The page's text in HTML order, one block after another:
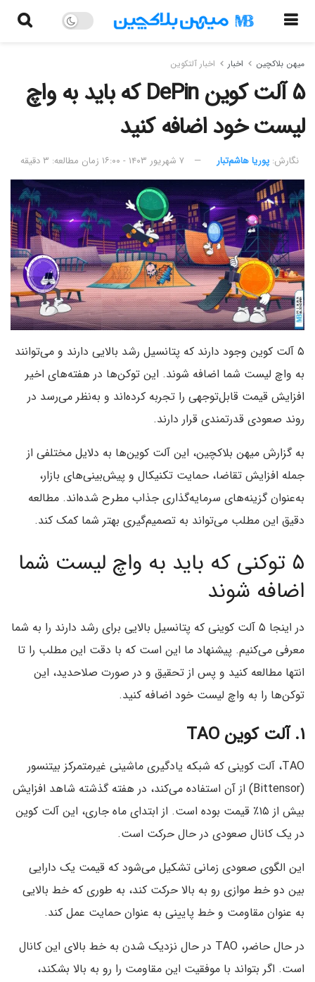
میهن بلاکچین اخبار اخبار آلتکوین
۵ آلت کوین DePin که باید به واچ
لیست خود اضافه کنید
نگارش:‌ پوریا هاشم‌تبار ۷ شهریور ۱۴۰۳ - ۱۶:۰۰ زمان مطالعه: ۳ دقیقه
۵ آلت کوین وجود دارند که پتانسیل رشد بالایی دارند و می‌توانند
به واچ لیست شما اضافه شوند. این توکن‌ها در هفته‌های اخیر
افزایش قیمت قابل‌توجهی را تجربه کرده‌اند و به‌نظر می‌رسد در
روند صعودی قدرتمندی قرار دارند.
به گزارش میهن بلاکچین، این آلت کوین‌ها به دلایل مختلفی از
جمله افزایش تقاضا، حمایت تکنیکال و پیش‌بینی‌های بازار،
به‌عنوان گزینه‌های سرمایه‌گذاری جذاب مطرح شده‌اند. مطالعه
دقیق این مطلب می‌تواند به تصمیم‌گیری بهتر شما کمک کند.
۵ توکنی که باید به واچ لیست شما
اضافه شوند
در اینجا ۵ آلت کوینی که پتانسیل بالایی برای رشد دارند را به شما
معرفی می‌کنیم. پیشنهاد ما این است که با دقت این مطلب را تا
انتها مطالعه کنید و پس از تحقیق و در صورت صلاحدید، این
توکن‌ها را به واچ لیست خود اضافه کنید.
۱. آلت کوین TAO
TAO، آلت کوینی که شبکه یادگیری ماشینی غیرمتمرکز بیتنسور
(Bittensor) از آن استفاده می‌کند، در هفته گذشته شاهد افزایش
بیش از ۱۵٪ قیمت بوده است. از ابتدای ماه جاری، این آلت کوین
در یک کانال صعودی در حال حرکت است.
این الگوی صعودی زمانی تشکیل می‌شود که قیمت یک دارایی
بین دو خط موازی رو به بالا حرکت کند، به طوری که خط بالایی
به عنوان مقاومت و خط پایینی به عنوان حمایت عمل کند.
در حال حاضر، TAO در حال نزدیک شدن به خط بالای این کانال
است. اگر بتواند با موفقیت این مقاومت را رو به بالا بشکند،